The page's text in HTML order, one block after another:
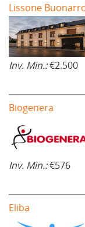
Lissone
Inv. Min.:€2.500
Biogenera
Inv. Min.:€576
Eliba